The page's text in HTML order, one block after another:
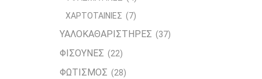
ΧΑΡΤΟΤΑΙΝΙΕΣ (7)
ΥΑΛΟΚΑΘΑΡΙΣΤΗΡΕΣ (37)
ΦΙΣΟΥΝΕΣ (22)
ΦΩΤΙΣΜΟΣ (28)